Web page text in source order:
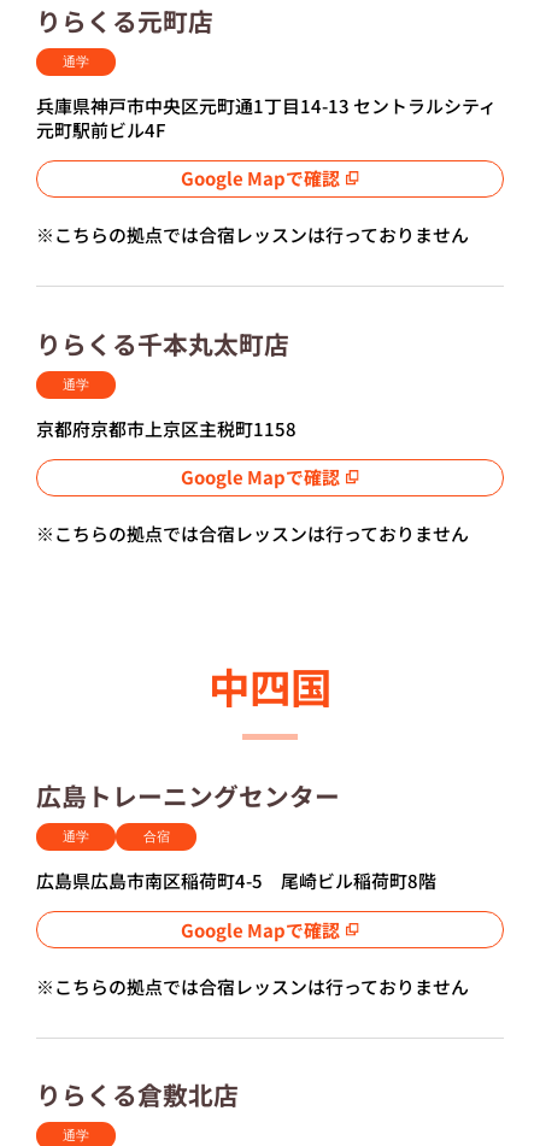
りらくる元町店
通学
兵庫県神戸市中央区元町通1丁目14-13 セントラルシティ
元町駅前ビル4F
Google Mapで確認
※こちらの拠点では合宿レッスンは行っておりません
りらくる千本丸太町店
通学
京都府京都市上京区主税町1158
Google Mapで確認
※こちらの拠点では合宿レッスンは行っておりません
中四国
広島トレーニングセンター
通学 合宿
広島県広島市南区稲荷町4-5 尾崎ビル稲荷町8階
Google Mapで確認
※こちらの拠点では合宿レッスンは行っておりません
りらくる倉敷北店
通学